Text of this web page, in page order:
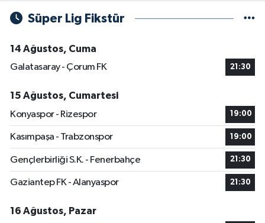
Süper Lig Fikstür
14 Ağustos, Cuma
Galatasaray - Çorum FK
21:30
15 Ağustos, Cumartesi
Konyaspor - Rizespor
19:00
Kasımpaşa - Trabzonspor 19:00
Gençlerbirliği S.K. - Fenerbahçe 21:30
Gaziantep FK - Alanyaspor 21:30
16 Ağustos, Pazar